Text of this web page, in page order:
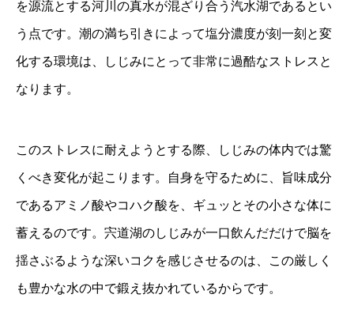
を源流とする河川の真水が混ざり合う汽水湖であるとい
う点です。潮の満ち引きによって塩分濃度が刻一刻と変
化する環境は、しじみにとって非常に過酷なストレスと
なります。
このストレスに耐えようとする際、しじみの体内では驚
くべき変化が起こります。自身を守るために、旨味成分
であるアミノ酸やコハク酸を、ギュッとその小さな体に
蓄えるのです。宍道湖のしじみが一口飲んだだけで脳を
揺さぶるような深いコクを感じさせるのは、この厳しく
も豊かな水の中で鍛え抜かれているからです。